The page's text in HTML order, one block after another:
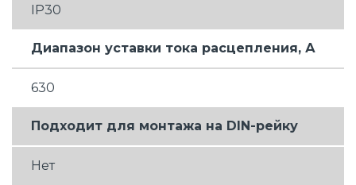
IP30
Диапазон уставки тока расцепления, А
630
Подходит для монтажа на DIN-рейку
Нет